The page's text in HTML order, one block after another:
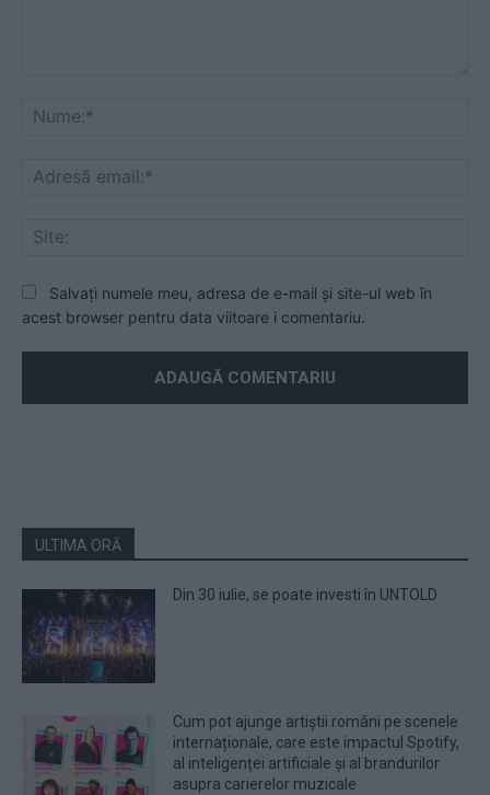
Salvați numele meu, adresa de e-mail și site-ul web în
acest browser pentru data viitoare i comentariu.
ULTIMA ORĂ
Din 30 iulie, se poate investi în UNTOLD
Cum pot ajunge artiștii români pe scenele
internaționale, care este impactul Spotify,
al inteligenței artificiale și al brandurilor
asupra carierelor muzicale